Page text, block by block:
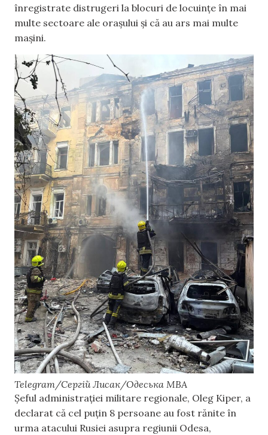
înregistrate distrugeri la blocuri de locuințe în mai
multe sectoare ale orașului și că au ars mai multe
mașini.
Telegram/Сергій Лисак/Одеська МВА
Șeful administrației militare regionale, Oleg Kiper, a
declarat că cel puțin 8 persoane au fost rănite în
urma atacului Rusiei asupra regiunii Odesa,